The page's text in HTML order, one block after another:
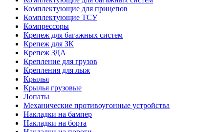
Комплектующие для прицепов
Комплектующие ТСУ
Компрессоры
Крепеж для багажных систем
Крепеж для ЗК
Крепеж ЗДА
Крепление для грузов
Крепления для лыж
Крылья
Крылья грузовые
Лопаты
Механические противоугонные устройства
Накладки на бампер
Накладки на борта